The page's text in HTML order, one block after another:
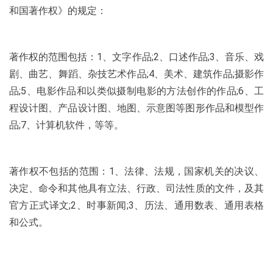
和国著作权》的规定：
著作权的范围包括：1、文字作品;2、口述作品;3、音乐、戏
剧、曲艺、舞蹈、杂技艺术作品;4、美术、建筑作品;摄影作
品;5、电影作品和以类似摄制电影的方法创作的作品;6、工
程设计图、产品设计图、地图、示意图等图形作品和模型作
品;7、计算机软件，等等。
著作权不包括的范围：1、法律、法规，国家机关的决议、
决定、命令和其他具有立法、行政、司法性质的文件，及其
官方正式译文;2、时事新闻;3、历法、通用数表、通用表格
和公式。